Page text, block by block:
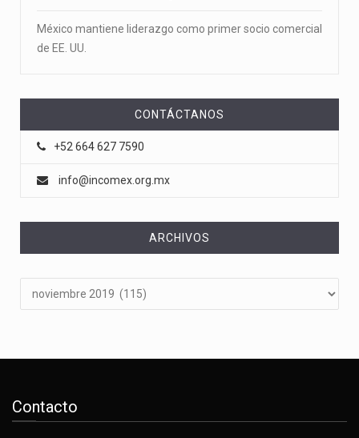
México mantiene liderazgo como primer socio comercial
de EE. UU.
CONTÁCTANOS
+52 664 627 7590
info@incomex.org.mx
ARCHIVOS
Contacto